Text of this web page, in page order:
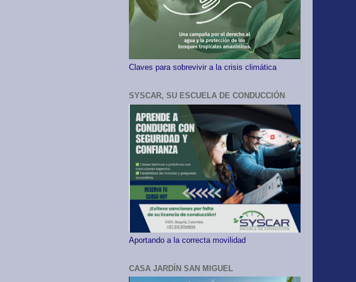
Claves para sobrevivir a la crisis climática
SYSCAR, SU ESCUELA DE CONDUCCIÓN
Aportando a la correcta movilidad
CASA JARDÍN SAN MIGUEL